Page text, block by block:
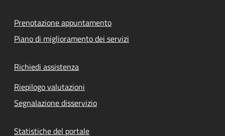
Prenotazione appuntamento
Piano di miglioramento dei servizi
Richiedi assistenza
Riepilogo valutazioni
Segnalazione disservizio
Statistiche del portale